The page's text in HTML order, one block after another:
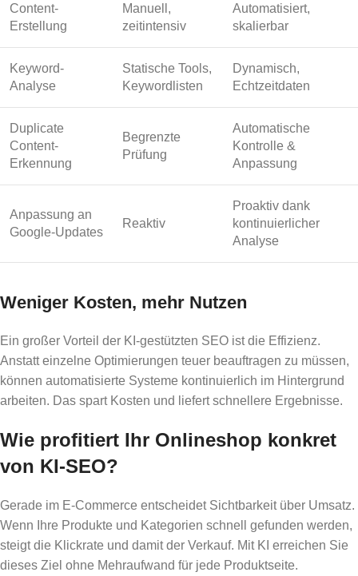
Content-
Erstellung
Manuell,
zeitintensiv
Automatisiert,
skalierbar
Keyword-
Analyse
Statische Tools,
Keywordlisten
Dynamisch,
Echtzeitdaten
Duplicate
Content-
Erkennung
Begrenzte
Prüfung
Automatische
Kontrolle &
Anpassung
Anpassung an
Google-Updates
Reaktiv
Proaktiv dank
kontinuierlicher
Analyse
Weniger Kosten, mehr Nutzen
Ein großer Vorteil der KI-gestützten SEO ist die Effizienz.
Anstatt einzelne Optimierungen teuer beauftragen zu müssen,
können automatisierte Systeme kontinuierlich im Hintergrund
arbeiten. Das spart Kosten und liefert schnellere Ergebnisse.
Wie profitiert Ihr Onlineshop konkret
von KI-SEO?
Gerade im E-Commerce entscheidet Sichtbarkeit über Umsatz.
Wenn Ihre Produkte und Kategorien schnell gefunden werden,
steigt die Klickrate und damit der Verkauf. Mit KI erreichen Sie
dieses Ziel ohne Mehraufwand für jede Produktseite.